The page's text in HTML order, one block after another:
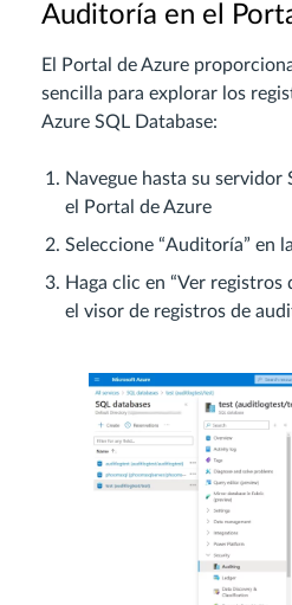
Auditoría en el
El Portal de Azure
sencilla para explorar los
Azure SQL Database:
Navegue hasta su servidor
el Portal de Azure
Seleccione “Auditoría” en
Haga clic en “Ver
el visor de registros de